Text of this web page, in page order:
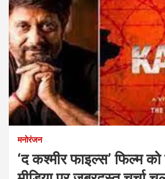
मनोरंजन
‘द कश्मीर फाइल्स’ फिल्म